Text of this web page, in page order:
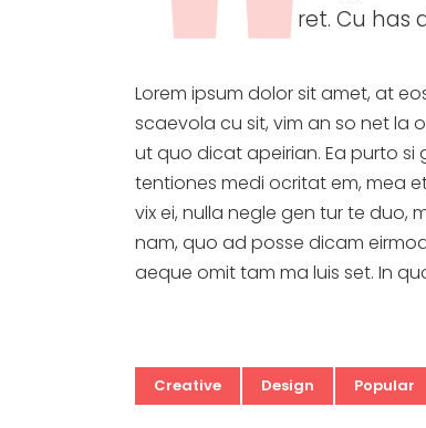
ret. Cu has
Lorem ipsum dolor sit amet, at
scaevola cu sit, vim an so net la
ut quo dicat apeirian. Ea purto si
tentiones medi ocritat em, mea
vix ei, nulla negle gen tur te duo,
nam, quo ad posse dicam
aeque omit tam ma luis set. In
Creative Design Popular